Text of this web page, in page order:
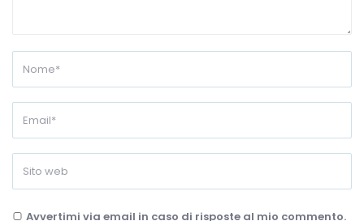
Avvertimi via email in caso di risposte al mio commento.